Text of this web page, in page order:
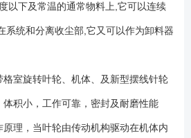
以下及常温的通常物料上,它可以连续
系统和分离收尘部,它又可以作为卸料器
室旋转叶轮、机体、及新型摆线针轮
积小，工作可靠，密封及耐磨性能
理，当叶轮由传动机构驱动在机体内